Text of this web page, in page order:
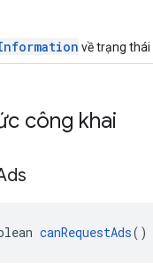
về trạng thái
công khai
canRequestAds()